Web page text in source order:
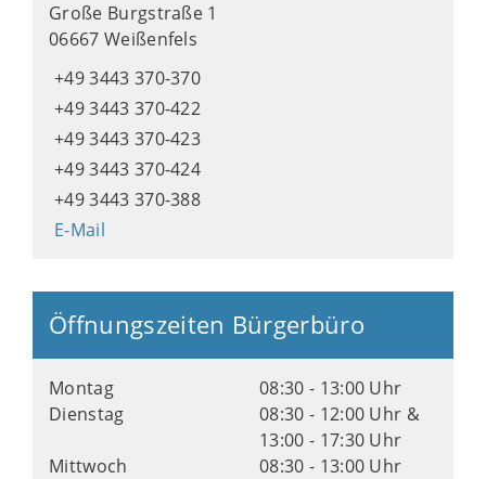
Große Burgstraße 1
06667 Weißenfels
+49 3443 370-370
+49 3443 370-422
+49 3443 370-423
+49 3443 370-424
+49 3443 370-388
E-Mail
Öffnungszeiten Bürgerbüro
Montag
08:30 - 13:00 Uhr
Dienstag
08:30 - 12:00 Uhr &
13:00 - 17:30 Uhr
Mittwoch
08:30 - 13:00 Uhr